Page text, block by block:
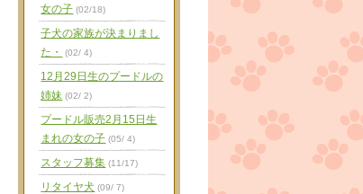
女の子 (02/18)
子犬の家族が決まりまし
た・
(02/ 4)
12月29日生のプードルの
姉妹 (02/ 2)
プードル販売2月15日生
まれの女の子 (05/ 4)
スタッフ募集 (11/17)
リタイヤ犬 (09/ 7)